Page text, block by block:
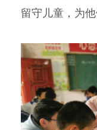
留守儿童，为